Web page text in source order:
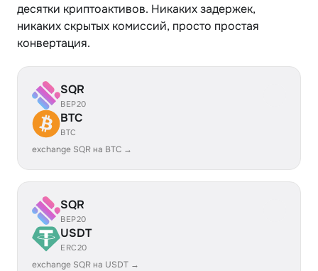
десятки криптоактивов. Никаких задержек,
никаких скрытых комиссий, просто простая
конвертация.
SQR
BEP20
BTC
BTC
exchange SQR на BTC →
SQR
BEP20
USDT
ERC20
exchange SQR на USDT →